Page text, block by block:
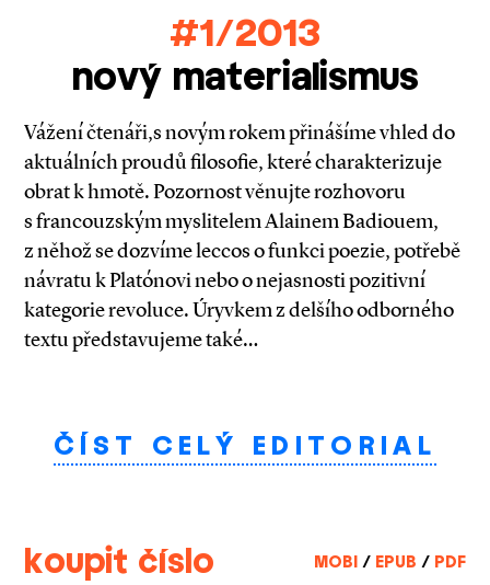
#1/2013
nový materialismus
Vážení čtenáři,s novým rokem přinášíme vhled do
aktuálních proudů filosofie, které charakterizuje
obrat k hmotě. Pozornost věnujte rozhovoru
s francouzským myslitelem Alainem Badiouem,
z něhož se dozvíme leccos o funkci poezie, potřebě
návratu k Platónovi nebo o nejasnosti pozitivní
kategorie revoluce. Úryvkem z delšího odborného
textu představujeme také…
ČÍST CELÝ EDITORIAL
koupit číslo MOBI / EPUB / PDF